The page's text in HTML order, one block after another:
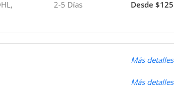
2-5 Días Desde $125
Más detalles
Más detalles